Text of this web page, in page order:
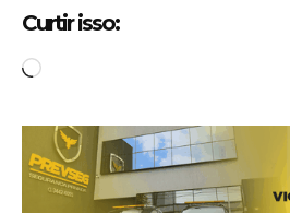
Curtir isso:
C
r
r
e